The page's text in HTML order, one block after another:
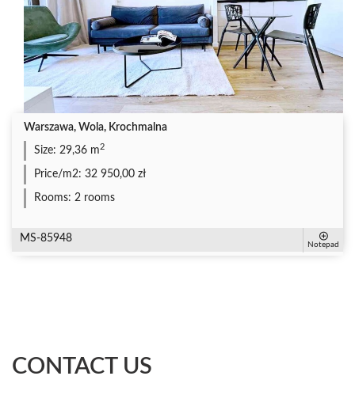
Warszawa, Wola, Krochmalna
Size: 29,36 m2
Price/m2: 32 950,00 zł
Rooms: 2 rooms
MS-85948
Notepad
CONTACT US